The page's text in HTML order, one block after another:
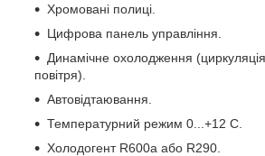
Хромовані полиці.
Цифрова панель управління.
Динамічне охолодження
повітря).
Автовідтаювання.
Температурний режим 0...+12 С.
Холодогент R600a або R290.